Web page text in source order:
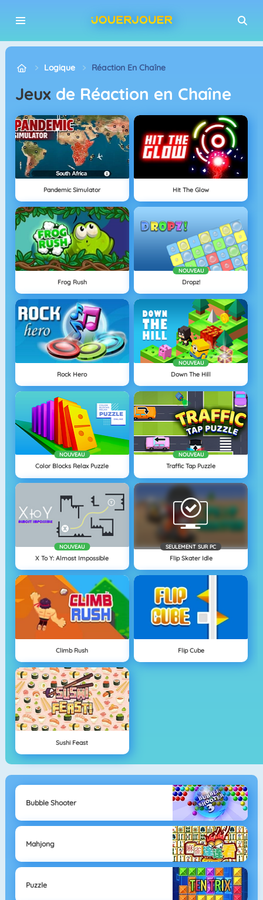
Logique Réaction En Chaîne
Jeux de Réaction en Chaîne
Pandemic Simulator Hit The Glow
Frog Rush
NOUVEAU
Dropz!
Rock Hero
NOUVEAU
Down The Hill
NOUVEAU
Color Blocks Relax Puzzle
NOUVEAU
Traffic Tap Puzzle
NOUVEAU
X To Y: Almost Impossible
SEULEMENT SUR PC
Flip Skater Idle
Climb Rush Flip Cube
Sushi Feast
Bubble Shooter
Mahjong
Puzzle